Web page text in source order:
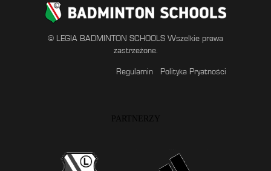
© LEGIA BADMINTON SCHOOLS Wszelkie prawa
zastrzeżone.
Regulamin Polityka Pryatności
PARTNERZY